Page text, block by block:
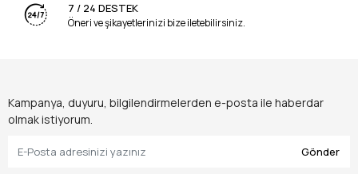
7 / 24 DESTEK
Öneri ve şikayetlerinizi bize iletebilirsiniz.
Kampanya, duyuru, bilgilendirmelerden e-posta ile haberdar
olmak istiyorum.
Gönder